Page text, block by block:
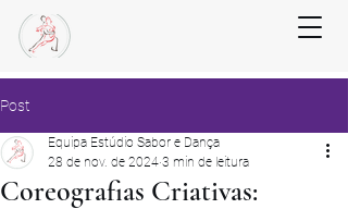
Post
Coreografias Criativas:
Equipa Estúdio Sabor e Dança
28 de nov. de 2024 3 min de leitura